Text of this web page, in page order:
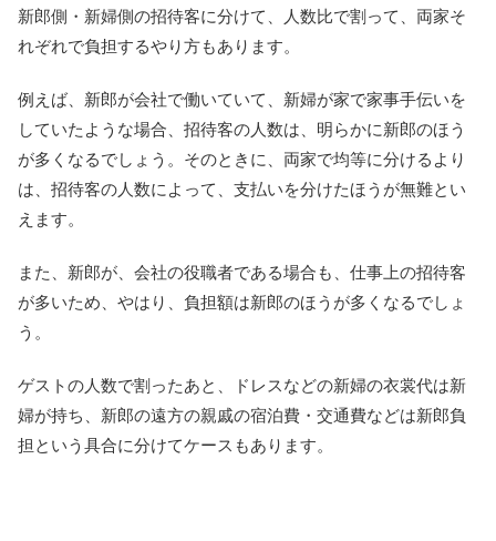
新郎側・新婦側の招待客に分けて、人数比で割って、両家そ
れぞれで負担するやり方もあります。
例えば、新郎が会社で働いていて、新婦が家で家事手伝いを
していたような場合、招待客の人数は、明らかに新郎のほう
が多くなるでしょう。そのときに、両家で均等に分けるより
は、招待客の人数によって、支払いを分けたほうが無難とい
えます。
また、新郎が、会社の役職者である場合も、仕事上の招待客
が多いため、やはり、負担額は新郎のほうが多くなるでしょ
う。
ゲストの人数で割ったあと、ドレスなどの新婦の衣裳代は新
婦が持ち、新郎の遠方の親戚の宿泊費・交通費などは新郎負
担という具合に分けてケースもあります。